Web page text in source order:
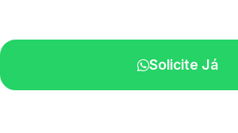
Solicite Já